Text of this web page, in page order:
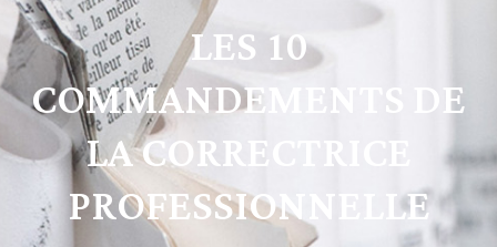
LES 10
COMMANDEMENTS DE
LA CORRECTRICE
PROFESSIONNELLE